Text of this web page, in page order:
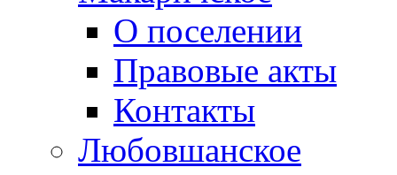
О поселении
Правовые акты
Контакты
Любовшанское